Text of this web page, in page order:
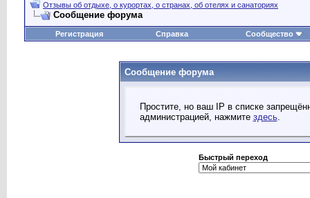
Отзывы об отдыхе, о курортах, о странах, об отелях и санаториях
Сообщение форума
Регистрация Справка Сообщество
Сообщение форума
Простите, но ваш IP в списке
администрацией, нажмите здесь.
Быстрый переход